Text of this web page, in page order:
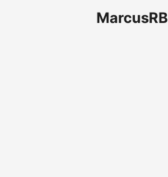
MarcusRB